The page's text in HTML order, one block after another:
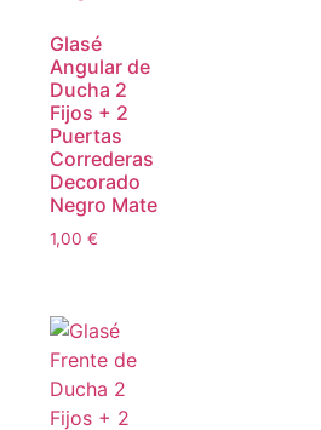
Glasé
Angular de
Ducha 2
Fijos + 2
Puertas
Correderas
Decorado
Negro Mate
1,00 €